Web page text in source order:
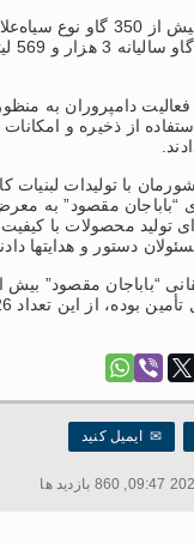
در این مزرعه بیش از 350
دامپروران به
از ذخیره و
با تولیدات لبنیات
“باباجان مقصود” به
تولید محصولات با
دستور و هدایتها
✉ایمیل کنید